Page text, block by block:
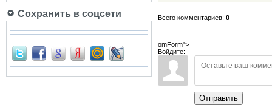
Сохранить в соцсети Всего комментариев: 0
omForm">
Войдите:
Отправить